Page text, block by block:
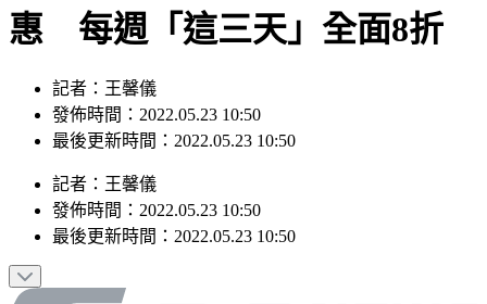
惠 每週「這三天」全面8折
記者：王馨儀
發佈時間：2022.05.23 10:50
最後更新時間：2022.05.23 10:50
記者 ： 王馨儀
發佈時間： 2022.05.23 10:50
最後更新時間： 2022.05.23 10:50